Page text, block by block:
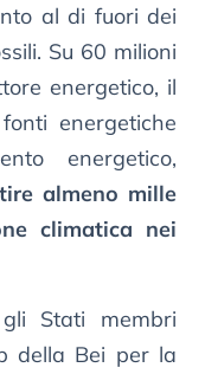
al di fuori dei
Su 60 milioni
energetico, il
energetiche
energetico,
almeno mille
climatica nei
Stati membri
della Bei per la